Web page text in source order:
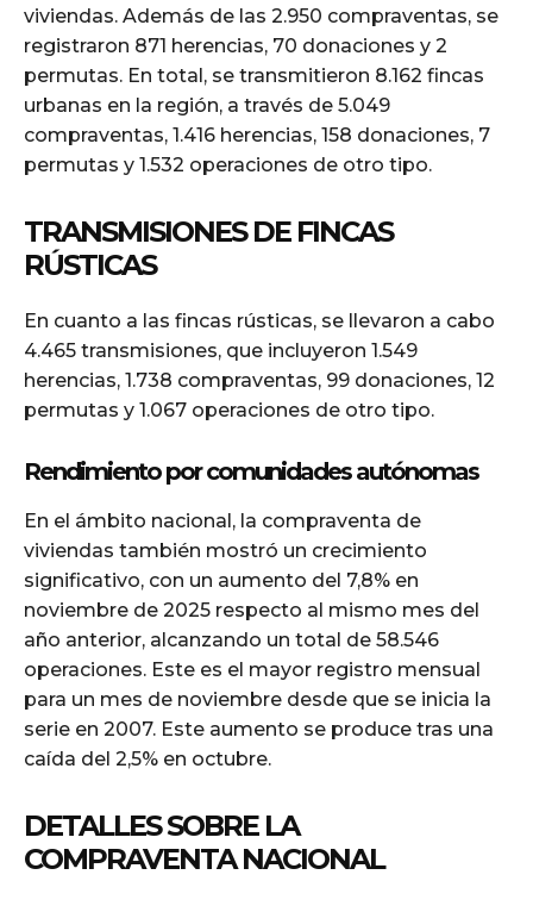
viviendas. Además de las 2.950 compraventas, se
registraron 871 herencias, 70 donaciones y 2
permutas. En total, se transmitieron 8.162 fincas
urbanas en la región, a través de 5.049
compraventas, 1.416 herencias, 158 donaciones, 7
permutas y 1.532 operaciones de otro tipo.
TRANSMISIONES DE FINCAS
RÚSTICAS
En cuanto a las fincas rústicas, se llevaron a cabo
4.465 transmisiones, que incluyeron 1.549
herencias, 1.738 compraventas, 99 donaciones, 12
permutas y 1.067 operaciones de otro tipo.
Rendimiento por comunidades autónomas
En el ámbito nacional, la compraventa de
viviendas también mostró un crecimiento
significativo, con un aumento del 7,8% en
noviembre de 2025 respecto al mismo mes del
año anterior, alcanzando un total de 58.546
operaciones. Este es el mayor registro mensual
para un mes de noviembre desde que se inicia la
serie en 2007. Este aumento se produce tras una
caída del 2,5% en octubre.
DETALLES SOBRE LA
COMPRAVENTA NACIONAL